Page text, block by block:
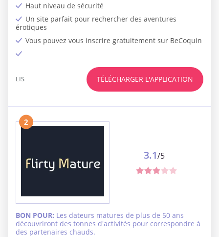
Haut niveau de sécurité
Un site parfait pour rechercher des aventures
érotiques
Vous pouvez vous inscrire gratuitement sur BeCoquin
TÉLÉCHARGER L'APPLICATION
LIS
2
BON POUR: Les dateurs matures de plus de 50 ans
découvriront des tonnes d'activités pour correspondre à
des partenaires chauds.
3.1/5